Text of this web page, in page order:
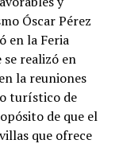
Óscar Pérez
en la Feria
realizó en
la reuniones
turístico de
de que el
que ofrece